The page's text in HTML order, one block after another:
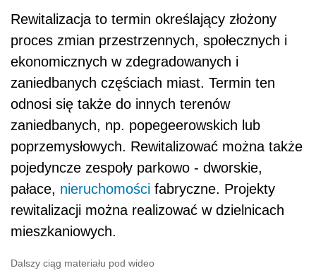
Rewitalizacja to termin określający złożony
proces zmian przestrzennych, społecznych i
ekonomicznych w zdegradowanych i
zaniedbanych częściach miast. Termin ten
odnosi się także do innych terenów
zaniedbanych, np. popegeerowskich lub
poprzemysłowych. Rewitalizować można także
pojedyncze zespoły parkowo - dworskie,
pałace, nieruchomości fabryczne. Projekty
rewitalizacji można realizować w dzielnicach
mieszkaniowych.
Dalszy ciąg materiału pod wideo